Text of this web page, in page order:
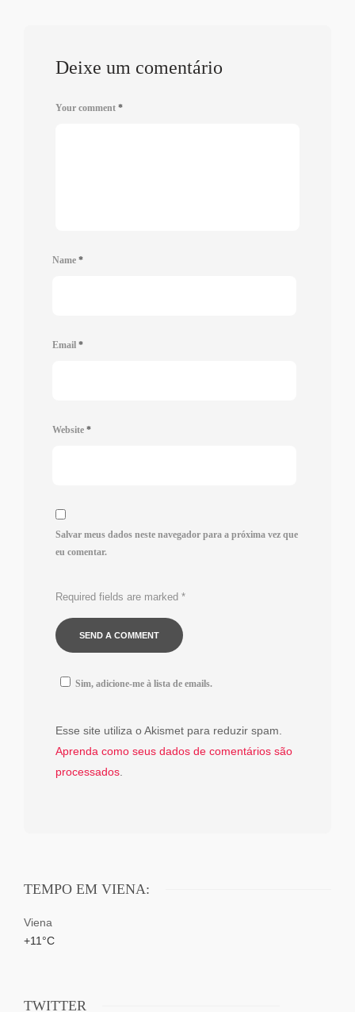
Deixe um comentário
Your comment *
Name *
Email *
Website *
Salvar meus dados neste navegador para a próxima vez que
eu comentar.
Required fields are marked *
Sim, adicione-me à lista de emails.
Esse site utiliza o Akismet para reduzir spam.
Aprenda como seus dados de comentários são
processados
TEMPO EM VIENA:
Viena
+11°C
TWITTER